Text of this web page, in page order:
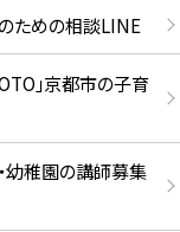
ための相談LINE
」京都市の子育
幼稚園の講師募集